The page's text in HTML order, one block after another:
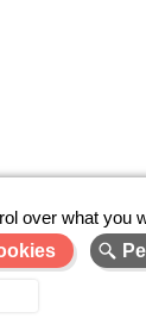
over what you